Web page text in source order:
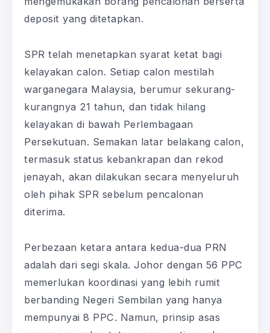
deposit yang ditetapkan.
SPR telah menetapkan syarat ketat bagi
kelayakan calon. Setiap calon mestilah
warganegara Malaysia, berumur sekurang-
kurangnya 21 tahun, dan tidak hilang
kelayakan di bawah Perlembagaan
Persekutuan. Semakan latar belakang calon,
termasuk status kebankrapan dan rekod
jenayah, akan dilakukan secara menyeluruh
oleh pihak SPR sebelum pencalonan
diterima.
Perbezaan ketara antara kedua-dua PRN
adalah dari segi skala. Johor dengan 56 PPC
memerlukan koordinasi yang lebih rumit
berbanding Negeri Sembilan yang hanya
mempunyai 8 PPC. Namun, prinsip asas